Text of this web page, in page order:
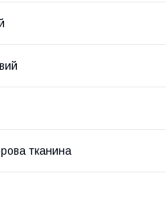
тканина